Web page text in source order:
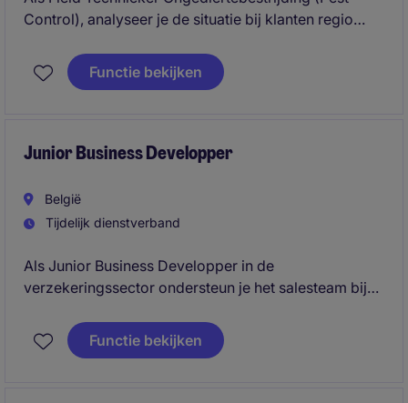
Control), analyseer je de situatie bij klanten regio
bakkers, beenhouwers, ...). Je maakt hierbij een
risicoanalyse voor knaagdieren en insecten, neemt
ruimtes ter plaatse en controleert de geplaatste
monitoringssystemen.
Functie bekijken
Junior Business Developper
België
Tijdelijk dienstverband
Als Junior Business Developper in de
verzekeringssector ondersteun je het salesteam bij
onderhouden van zakelijke relaties. Je speelt een
belangrijke rol in het identificeren van nieuwe kansen
Functie bekijken